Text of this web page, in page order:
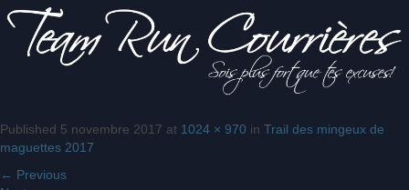
Team Run
Sois
plus fort
excuses!
Published 5 novembre 2017 at 1024 × 970 in Trail des mingeux de
maguettes 2017
← Previous